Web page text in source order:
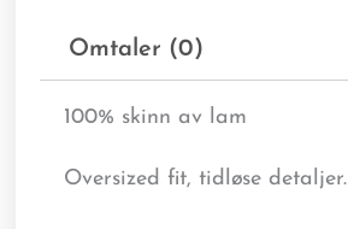
Omtaler (0)
100% skinn av lam
Oversized fit, tidløse detaljer.